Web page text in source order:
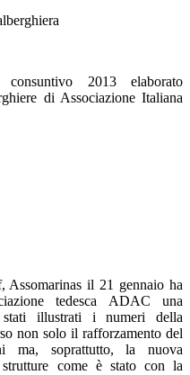
2013 elaborato
di Associazione Italiana
Assomarinas il 21 gennaio ha
tedesca ADAC una
illustrati i numeri della
non solo il rafforzamento del
ma, soprattutto, la nuova
come è stato con la